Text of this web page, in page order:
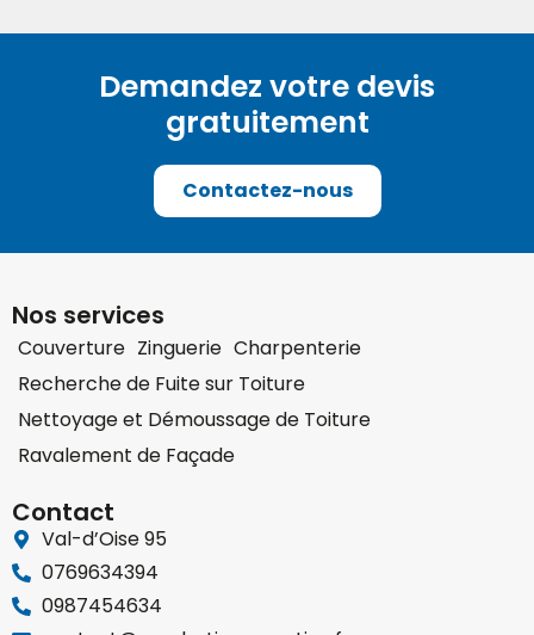
Demandez votre devis
gratuitement
Contactez-nous
Nos services
Couverture Zinguerie Charpenterie
Recherche de Fuite sur Toiture
Nettoyage et Démoussage de Toiture
Ravalement de Façade
Contact
Val-d’Oise 95
0769634394
0987454634